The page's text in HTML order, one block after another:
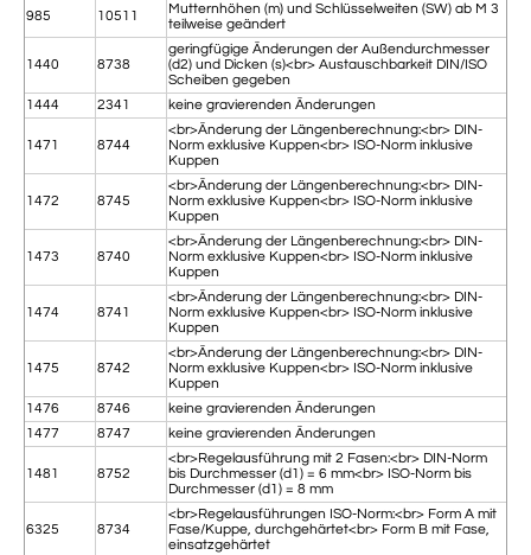
985 10511
Mutternhöhen (m) und Schlüsselweiten (SW) ab M 3
teilweise geändert
1440 8738
geringfügige Änderungen der Außendurchmesser
(d2) und Dicken (s)<br> Austauschbarkeit DIN/ISO
Scheiben gegeben
1444
2341 keine gravierenden Änderungen
1471 8744
<br>Änderung der Längenberechnung:<br> DIN-
Norm exklusive Kuppen<br> ISO-Norm inklusive
Kuppen
1472 8745
<br>Änderung der Längenberechnung:<br> DIN-
Norm exklusive Kuppen<br> ISO-Norm inklusive
Kuppen
1473 8740
<br>Änderung der Längenberechnung:<br> DIN-
Norm exklusive Kuppen<br> ISO-Norm inklusive
Kuppen
1474 8741
<br>Änderung der Längenberechnung:<br> DIN-
Norm exklusive Kuppen<br> ISO-Norm inklusive
Kuppen
1475 8742
<br>Änderung der Längenberechnung:<br> DIN-
Norm exklusive Kuppen<br> ISO-Norm inklusive
Kuppen
1476
8746
keine gravierenden Änderungen
1477
8747 keine gravierenden Änderungen
1481 8752
<br>Regelausführung mit 2 Fasen:<br> DIN-Norm
bis Durchmesser (d1) = 6 mm<br> ISO-Norm bis
Durchmesser (d1) = 8 mm
6325 8734
<br>Regelausführungen ISO-Norm:<br> Form A mit
Fase/Kuppe, durchgehärtet<br> Form B mit Fase,
einsatzgehärtet